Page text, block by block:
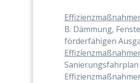
B. Dämmung,
förderfähigen